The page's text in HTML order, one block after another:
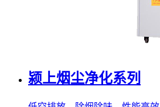
颍上烟尘净化系列